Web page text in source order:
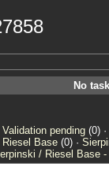
No
Validation pending (0) ·
Base(0) ·
/ Riesel Base -